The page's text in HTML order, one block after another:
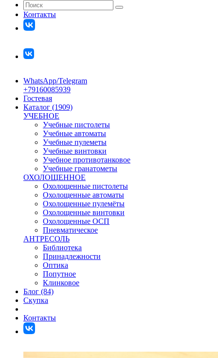
Контакты
WhatsApp/Telegram
+79160085939
Гостевая
Каталог (1909)
УЧЕБНОЕ
Учебные пистолеты
Учебные автоматы
Учебные пулеметы
Учебные винтовки
Учебное противотанковое
Учебные гранатометы
ОХОЛОЩЕННОЕ
Охолощенные пистолеты
Охолощенные автоматы
Охолощенные пулемёты
Охолощенные винтовки
Охолощенные ОСП
Пневматическое
АНТРЕСОЛЬ
Библиотека
Принадлежности
Оптика
Попутное
Клинковое
Блог (84)
Скупка
Контакты